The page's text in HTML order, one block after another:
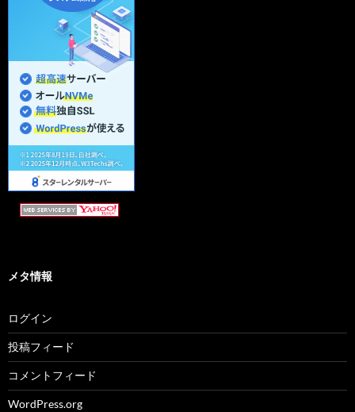
メタ情報
ログイン
投稿フィード
コメントフィード
WordPress.org